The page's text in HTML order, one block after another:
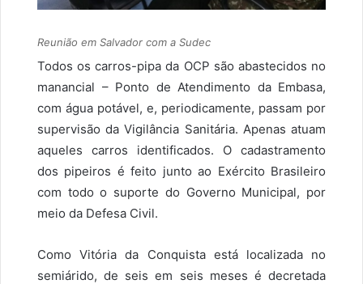
Reunião em Salvador com a Sudec
Todos os carros-pipa da OCP são abastecidos no
manancial – Ponto de Atendimento da Embasa,
com água potável, e, periodicamente, passam por
supervisão da Vigilância Sanitária. Apenas atuam
aqueles carros identificados. O cadastramento
dos pipeiros é feito junto ao Exército Brasileiro
com todo o suporte do Governo Municipal, por
meio da Defesa Civil.
Como Vitória da Conquista está localizada no
semiárido, de seis em seis meses é decretada